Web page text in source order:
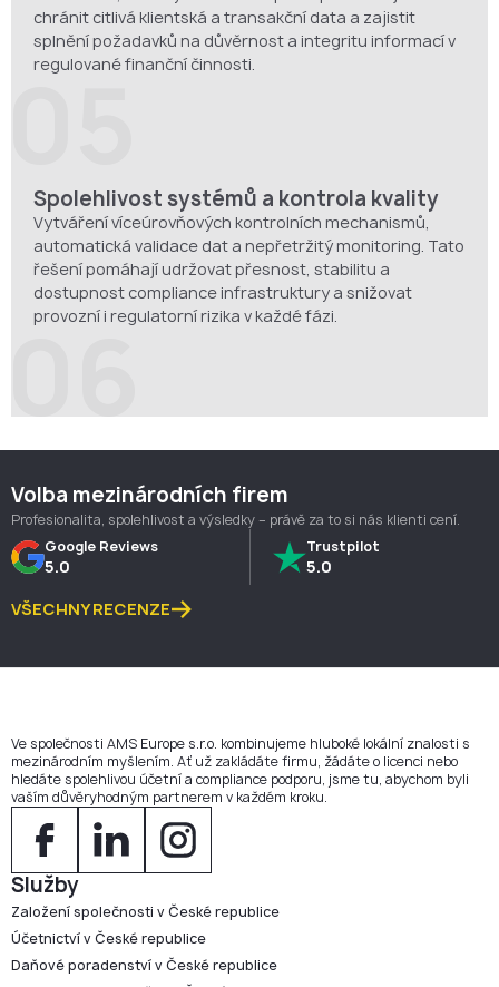
chránit citlivá klientská a transakční data a zajistit
splnění požadavků na důvěrnost a integritu informací v
regulované finanční činnosti.
06
Spolehlivost systémů a kontrola kvality
Vytváření víceúrovňových kontrolních mechanismů,
automatická validace dat a nepřetržitý monitoring. Tato
řešení pomáhají udržovat přesnost, stabilitu a
dostupnost compliance infrastruktury a snižovat
provozní i regulatorní rizika v každé fázi.
Volba mezinárodních firem
Profesionalita, spolehlivost a výsledky – právě za to si nás klienti cení.
Google Reviews
5.0
Trustpilot
5.0
VŠECHNY RECENZE
Ve společnosti AMS Europe s.r.o. kombinujeme hluboké lokální znalosti s
mezinárodním myšlením. Ať už zakládáte firmu, žádáte o licenci nebo
hledáte spolehlivou účetní a compliance podporu, jsme tu, abychom byli
vaším důvěryhodným partnerem v každém kroku.
Služby
Založení společnosti v České republice
Účetnictví v České republice
Daňové poradenství v České republice